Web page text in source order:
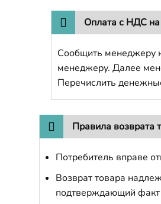
Оплата с НДС на
Сообщить менеджеру
менеджеру. Далее
Перечислить
Правила возврата
Потребитель вправе
Возврат товара
подтверждающий факт